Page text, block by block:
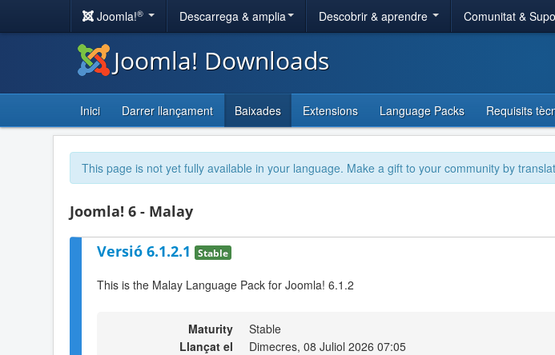
Joomla!® Descarrega & amplia Descobrir & aprendre Comunitat &
Joomla! Downloads
Inici Darrer llançament Baixades Extensions Language Packs Requisits
This page is not yet fully available in your language. Make a gift to your community by
Joomla! 6 - Malay
Versió 6.1.2.1 Stable
This is the Malay Language Pack for Joomla! 6.1.2
Maturity
Stable
Llançat el
Dimecres, 08 Juliol 2026 07:05